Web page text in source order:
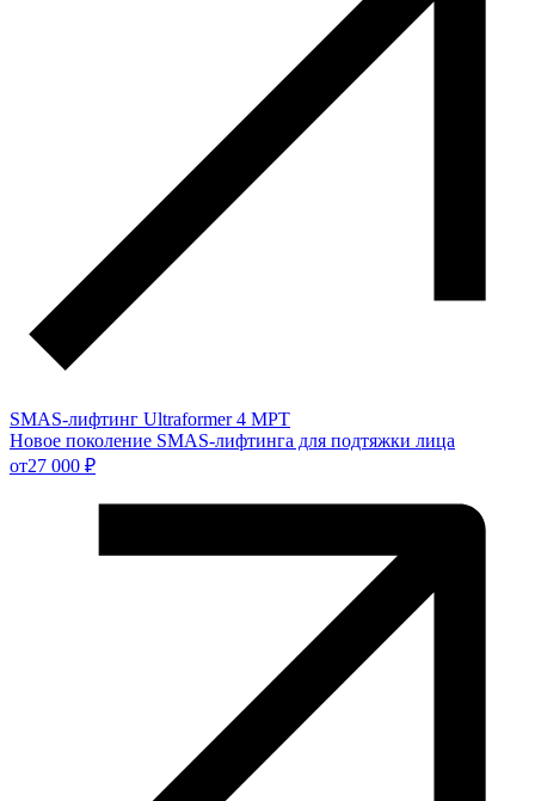
SMAS-лифтинг Ultraformer 4 MPT
Новое поколение SMAS-лифтинга для подтяжки лица
от27 000 ₽